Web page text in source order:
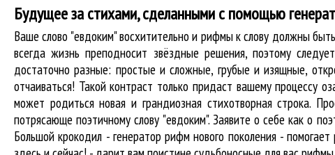
Будущее за стихами, сделанными с помощью
Ваше слово "евдоким" восхитительно и рифмы к слову должны
всегда жизнь преподносит звёздные решения, поэтому
достаточно разные: простые и сложные, грубые и изящные,
отчаиваться! Такой контраст только придаст вашему процессу
может родиться новая и грандиозная стихотворная строка.
потрясающе поэтичному слову "евдоким". Заявите о себе как о
Большой крокодил - генератор рифм нового поколения -